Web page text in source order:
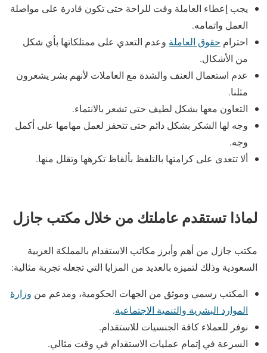
يجب إعطاء العاملة وقت للراحة حتى تكون قادرة على مواصلة
العمل واتمامه.
احترام حقوق العاملة وعدم التعدي على ممتلكاتها بأي شكل
من الأشكال.
عدم استعمال العنف والشدة مع العاملات لأنهم بشر يشعرون
مثلنا.
التعاون معها بشكل لطيف حتى تشعر بالانتماء.
وجه لها الشكر بشكل دائم حتى تتحفز لعمل مهامها على أكمل
وجه.
ألا تتعدى على كرامتها بالتلفظ بألفاظ تكرهها وتقلل منها.
لماذا تستقدم عاملتك من خلال مكتب جازل
مكتب جازل من أهم وأبرز مكاتب الاستقدام بالمملكة العربية
السعودية وذلك لتميزه بالعديد من المزايا التي تجعله تجربة مثالية:
المكتب رسمي وموثق من الجهات الحكومية، ومدعم من وزارة
الموارد البشرية والتنمية الاجتماعية.
نوفر للعملاء كافة الجنسيات للاستقدام.
السرعة في إتمام عمليات الاستقدام في وقت مثالي.